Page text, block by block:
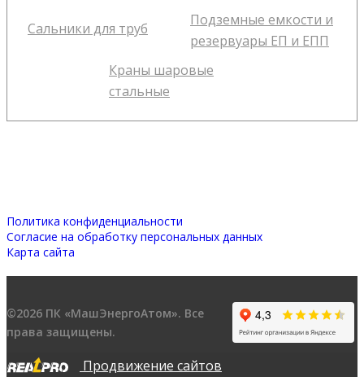
Сальники для труб
Подземные емкости и
резервуары ЕП и ЕПП
Краны шаровые
стальные
Политика конфиденциальности
Согласие на обработку персональных данных
Карта сайта
©2026 ПК «МашЭнергоАтом». Все
права защищены.
Продвижение сайтов